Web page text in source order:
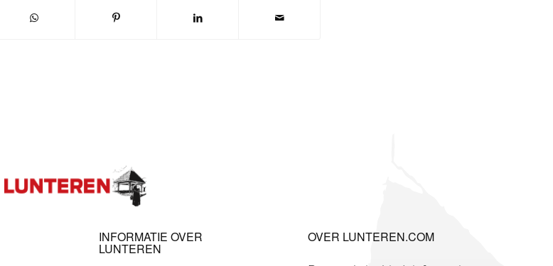
INFORMATIE OVER
LUNTEREN
OVER LUNTEREN.COM